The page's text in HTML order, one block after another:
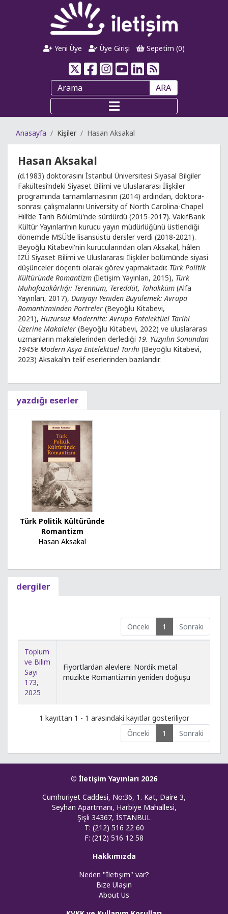
Yeni Üye Üye Girişi Sepetim (0)
ARA
Anasayfa Kişiler Hasan Aksakal
Hasan Aksakal
(d.1983) doktorasını İstanbul Üniversitesi Siyasal Bilgiler
Fakültesi’ndeki Siyaset Bilimi ve Uluslararası İlişkiler
programında tamamlamasının (2014) ardından, doktora-
sonrası çalışmalarını University of North Carolina-Chapel
Hill’de Tarih Bölümü'nde sürdürdü (2015-2017). VakıfBank
Kültür Yayınları’nın kurucu yayın müdürlüğünü üstlendiği
dönemde MSÜ’de lisansüstü dersler verdi (2018-2021).
Beyoğlu Kitabevi'nin kurucularından olan Aksakal, hâlen
İZÜ Siyaset Bilimi ve Uluslararası İlişkiler bölümünde siyasi
düşünceler doçenti olarak görev yapmaktadır. Türk Politik
Kültüründe Romantizm (İletişim Yayınları, 2015), Türk
Muhafazakârlığı: Terennüm, Tereddüt, Tahakküm (Alfa
Yayınları, 2017), Dünyayı Yeniden Büyülemek: Avrupa
Romantizminden Portreler (Beyoğlu Kitabevi,
2021), Huzursuz Modernite: Avrupa Entelektüel Tarihi
Üzerine Makaleler (Beyoğlu Kitabevi, 2022) ve uluslararası
uzmanların makalelerinden derlediği 19. Yüzyılın Sonundan
1945’e Modern Asya Entelektüel Tarihi (Beyoğlu Kitabevi,
2023) Aksakal’ın telif eserlerinden bazılarıdır.
yazdığı eserler
Türk Politik Kültüründe
Romantizm
Hasan Aksakal
dergiler
Önceki 1 Sonraki
Toplum
ve Bilim
Sayı
173,
2025
Fiyortlardan alevlere: Nordik metal
müzikte Romantizmin yeniden doğuşu
1 kayıttan 1 - 1 arasındaki kayıtlar gösteriliyor
Önceki
1 Sonraki
© İletişim Yayınları 2026
Cumhuriyet Caddesi, No:36, 1. Kat, Daire 3,
Seyhan Apartmanı, Harbiye Mahallesi,
Şişli 34367, İSTANBUL
T: (212) 516 22 60
F: (212) 516 12 58
Hakkımızda
Neden "İletişim" var?
Bize Ulaşın
About Us